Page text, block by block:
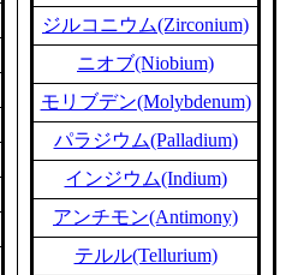
ジルコニウム(Zirconium)
ニオブ(Niobium)
モリブデン(Molybdenum)
パラジウム(Palladium)
インジウム(Indium)
アンチモン(Antimony)
テルル(Tellurium)